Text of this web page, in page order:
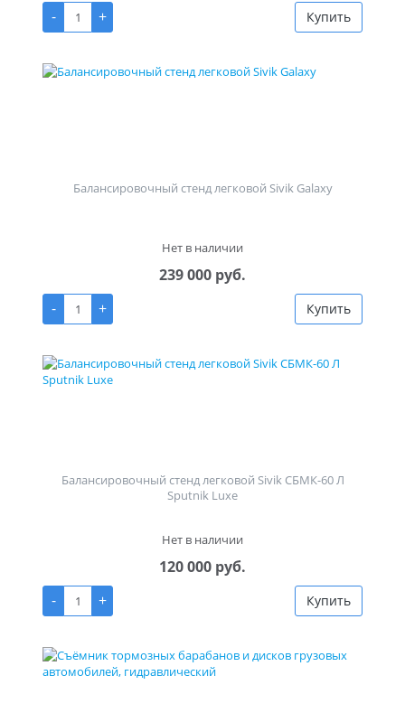
- + Купить
Балансировочный стенд легковой Sivik Galaxy
Нет в наличии
239 000 руб.
-
+ Купить
Балансировочный стенд легковой Sivik СБМК-60 Л
Sputnik Luxe
Нет в наличии
120 000 руб.
-
+ Купить